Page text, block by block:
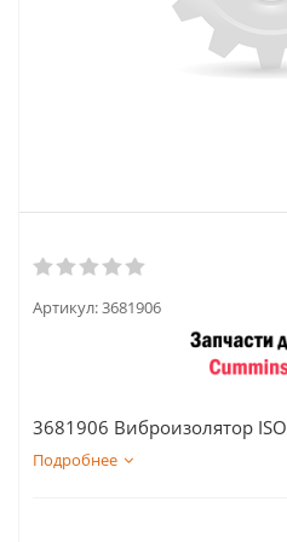
Артикул:3681906
3681906 Виброизолятор
Подробнее